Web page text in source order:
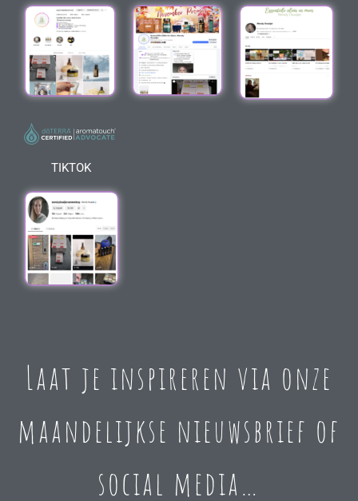
TIKTOK
Laat je inspireren via onze
maandelijkse nieuwsbrief of
social media…